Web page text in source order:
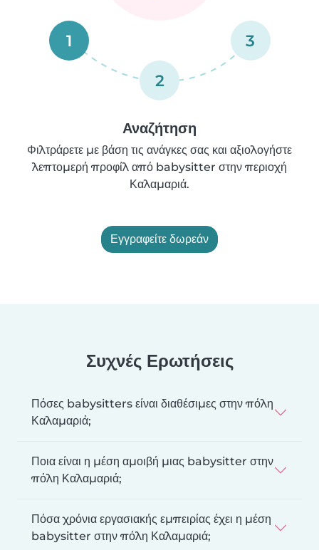
1
2
3
Αναζήτηση
Φιλτράρετε με βάση τις ανάγκες σας και αξιολογήστε
λεπτομερή προφίλ από babysitter στην περιοχή
Καλαμαριά.
Εγγραφείτε δωρεάν
Συχνές Ερωτήσεις
Πόσες babysitters είναι διαθέσιμες στην πόλη
Καλαμαριά;
Ποια είναι η μέση αμοιβή μιας babysitter στην
πόλη Καλαμαριά;
Πόσα χρόνια εργασιακής εμπειρίας έχει η μέση
babysitter στην πόλη Καλαμαριά;